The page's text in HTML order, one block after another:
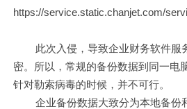
https://service.static.chanjet.com/
此次入侵，导致企业财务软件服
密。所以，常规的备份数据到同一电
针对勒索病毒的时候，并不可行。
企业备份数据大致分为本地备份和